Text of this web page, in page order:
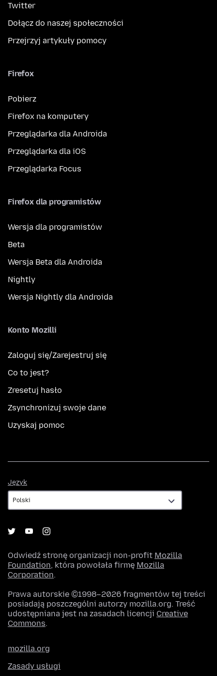
Twitter
Dołącz do naszej społeczności
Przejrzyj artykuły pomocy
Firefox
Pobierz
Firefox na komputery
Przeglądarka dla Androida
Przeglądarka dla iOS
Przeglądarka Focus
Firefox dla programistów
Wersja dla programistów
Beta
Wersja Beta dla Androida
Nightly
Wersja Nightly dla Androida
Konto Mozilli
Zaloguj się/Zarejestruj się
Co to jest?
Zresetuj hasło
Zsynchronizuj swoje dane
Uzyskaj pomoc
Język
Odwiedź stronę organizacji non-profit Mozilla
Foundation, która powołała firmę Mozilla
Corporation.
Prawa autorskie ©1998–2026 fragmentów tej treści
posiadają poszczególni autorzy mozilla.org. Treść
udostępniana jest na zasadach licencji Creative
Commons.
mozilla.org
Zasady usługi